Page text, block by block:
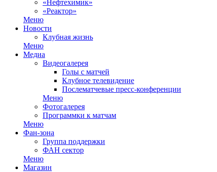
«Нефтехимик»
«Реактор»
Меню
Новости
Клубная жизнь
Меню
Медиа
Видеогалерея
Голы с матчей
Клубное телевидение
Послематчевые пресс-конференции
Меню
Фотогалерея
Программки к матчам
Меню
Фан-зона
Группа поддержки
ФАН сектор
Меню
Магазин